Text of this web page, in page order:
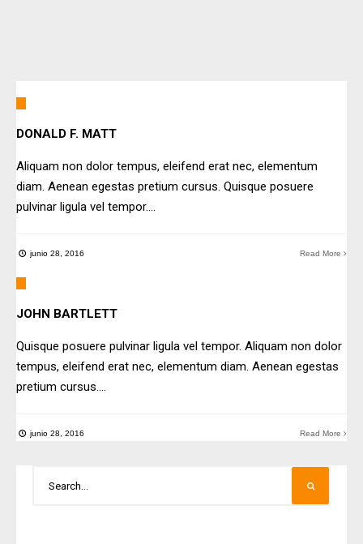
DONALD F. MATT
Aliquam non dolor tempus, eleifend erat nec, elementum
diam. Aenean egestas pretium cursus. Quisque posuere
pulvinar ligula vel tempor....
junio 28, 2016 Read More
JOHN BARTLETT
Quisque posuere pulvinar ligula vel tempor. Aliquam non dolor
tempus, eleifend erat nec, elementum diam. Aenean egestas
pretium cursus....
junio 28, 2016 Read More